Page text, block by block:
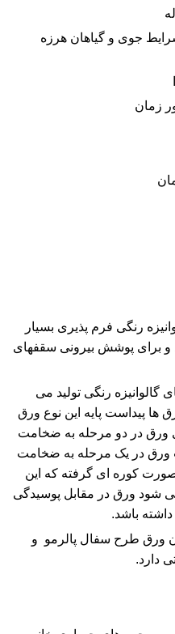
جوی و گیاهان هرزه
زمان
رنگی فرم پذیری بسیار
و برای پوشش بیرونی سقفهای
رنگی تولید می
ها پیداست پایه این نوع ورق
ورق در دو مرحله به ضخامت
ورق در یک مرحله به ضخامت
صورت کوره ای گرفته که این
ورق در مقابل پوسیدگی
باشد.
ورق طرح سفال پالرمو و
دارد.